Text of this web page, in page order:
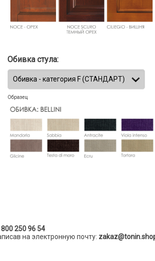
Обивка стула:
Образец
800 250 96 54
на электронную почту: